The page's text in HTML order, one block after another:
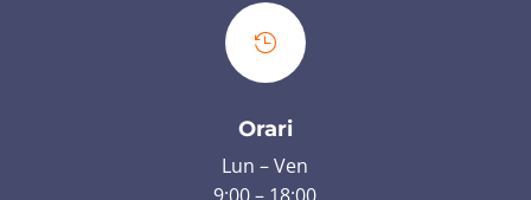

Orari
Lun – Ven
9:00 – 18:00